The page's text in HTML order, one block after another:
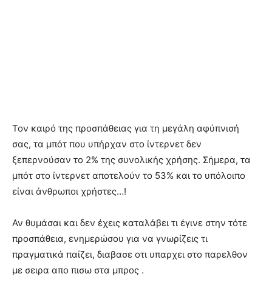
Τον καιρό της προσπάθειας για τη μεγάλη αφύπνισή
σας, τα μπότ που υπήρχαν στο ίντερνετ δεν
ξεπερνούσαν το 2% της συνολικής χρήσης. Σήμερα, τα
μπότ στο ίντερνετ αποτελούν το 53% και το υπόλοιπο
είναι άνθρωποι χρήστες…!
Αν θυμάσαι και δεν έχεις καταλάβει τι έγινε στην τότε
προσπάθεια, ενημερώσου για να γνωρίζεις τι
πραγματικά παίζει, διαβασε οτι υπαρχει στο παρελθον
με σειρα απο πισω στα μπρος .